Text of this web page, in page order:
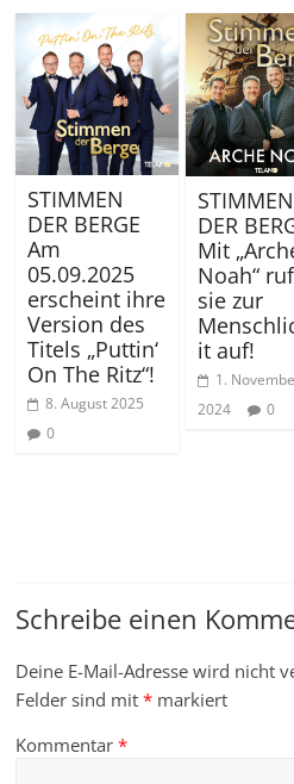
STIMMEN
DER BERGE
Am
05.09.2025
erscheint ihre
Version des
Titels „Puttin‘
On The Ritz“!
8. August 2025
0
STIMMEN
DER
Mit
Noah“
sie zur
it auf!
1.
2024
0
Schreibe einen
Deine E-Mail-Adresse wird nicht
Felder sind mit* markiert
Kommentar*